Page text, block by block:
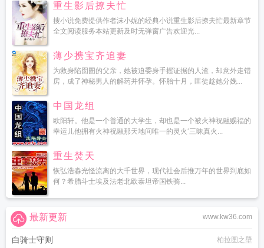
重生影后撩夫忙
搜小说免费提供作者沫小妮的经典小说重生影后撩夫忙最新章节
全文阅读服务本站更新及时无弹窗广告欢迎光...
薄少携宝齐追妻
为救身陷囹圄的父亲，她被迫委身手握证据的人渣，却意外走错
房，成了神秘男人的解药并怀孕。怀胎十月，匪徒趁她分娩...
中国龙组
欧阳轩。他是一个普通的大学生，却也是一个被火神祝融赐福的
幸运儿他拥有火神祝融那天地间唯一的灵火‘三昧真火...
重生焚天
恢弘浩淼光怪流离的大千世界，现代社会后推万年的世界到底如
何？希腊斗士埃及法老北欧泰坦帝国铁骑...
www.kw36.com
最新更新
白骑士守则 柏拉图之壁